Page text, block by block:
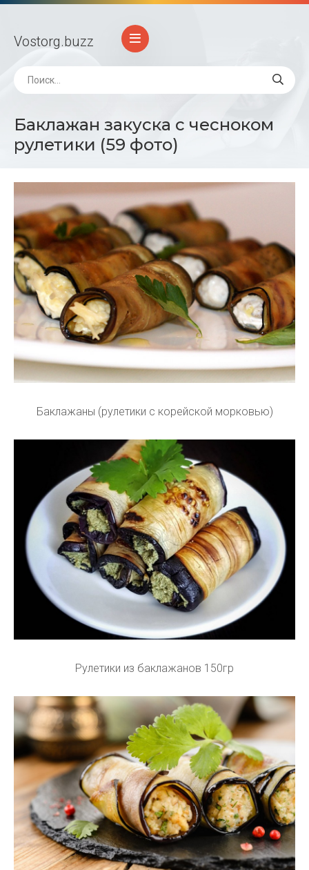
Vostorg.buzz
Баклажан закуска с чесноком
рулетики (59 фото)
Баклажаны (рулетики с корейской морковью)
Рулетики из баклажанов 150гр